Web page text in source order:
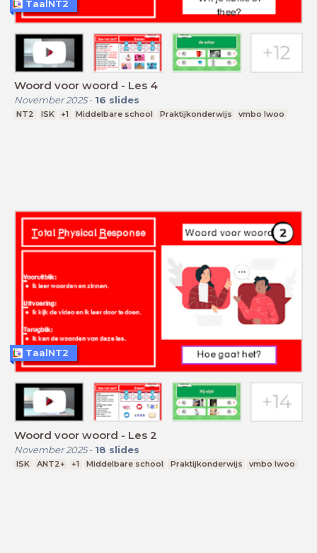
Woord voor woord - Les 4
November 2025- 16 slides
NT2 ISK +1 Middelbare school Praktijkonderwijs vmbo lwoo
TaalNT2
Woord voor woord - Les 2
November 2025- 18 slides
ISK ANT2+ +1 Middelbare school Praktijkonderwijs vmbo lwoo
TaalNT2